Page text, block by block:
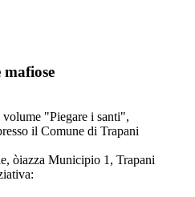
volume "Piegare i santi",
il Comune di Trapani
òiazza Municipio 1, Trapani